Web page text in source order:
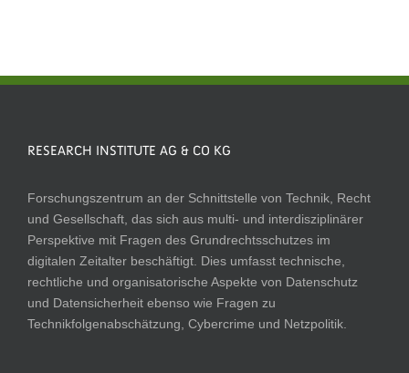
RESEARCH INSTITUTE AG & CO KG
Forschungszentrum an der Schnittstelle von Technik, Recht
und Gesellschaft, das sich aus multi- und interdisziplinärer
Perspektive mit Fragen des Grundrechtsschutzes im
digitalen Zeitalter beschäftigt. Dies umfasst technische,
rechtliche und organisatorische Aspekte von Datenschutz
und Datensicherheit ebenso wie Fragen zu
Technikfolgenabschätzung, Cybercrime und Netzpolitik.